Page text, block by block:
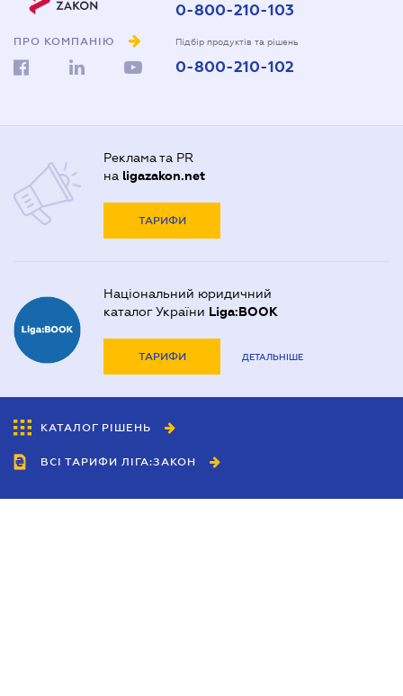
ПРО КОМПАНІЮ
0-800-210-103
Підбір продуктів та рішень
0-800-210-102
Реклама та PR
на ligazakon.net
ТАРИФИ
Національний юридичний
каталог України Liga:BOOK
ТАРИФИ ДЕТАЛЬНІШЕ
КАТАЛОГ РІШЕНЬ
ВСІ ТАРИФИ ЛІГА:ЗАКОН